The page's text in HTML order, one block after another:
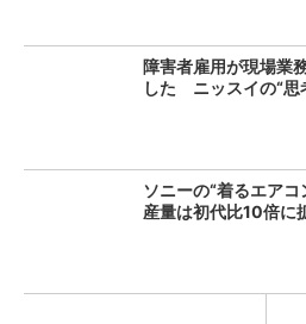
障害者雇用が現場業
した ニッスイの“思
ソニーの“着るエア
産量は初代比10倍に